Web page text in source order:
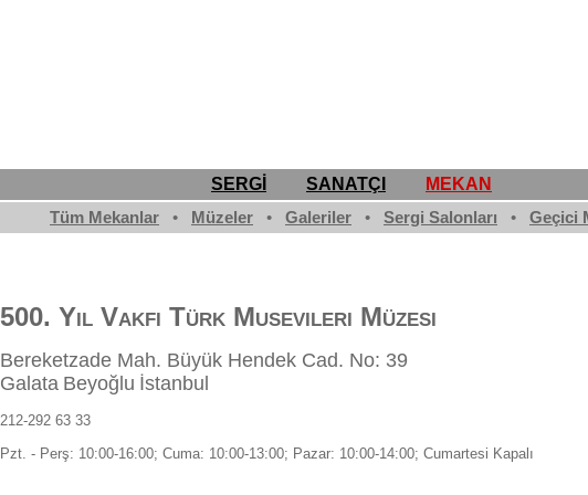
SERGİ SANATÇI
MEKAN
Tüm Mekanlar
• Müzeler • Galeriler • Sergi Salonları • Geçici
500. Yıl Vakfı Türk Musevileri Müzesi
Bereketzade Mah. Büyük Hendek Cad. No: 39
Galata Beyoğlu İstanbul
212-292 63 33
Pzt. - Perş: 10:00-16:00; Cuma: 10:00-13:00; Pazar: 10:00-14:00; Cumartesi Kapalı